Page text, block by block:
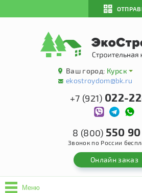
Ваш город: Курск
ekostroydom@bk.ru
+7 (921) 022-
8 (800) 550
Звонок по России
Онлайн заказ
Меню